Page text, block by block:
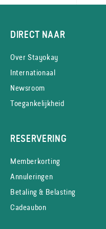
DIRECT NAAR
Over Stayokay
Internationaal
Newsroom
Toegankelijkheid
RESERVERING
Memberkorting
Annuleringen
Betaling & Belasting
Cadeaubon